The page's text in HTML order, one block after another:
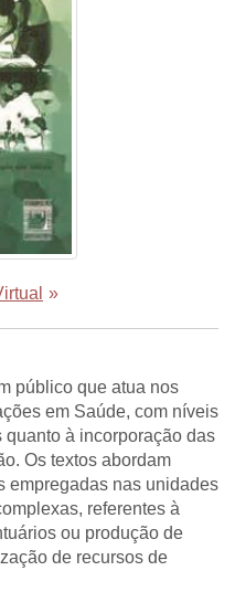
»
público que atua nos
em Saúde, com níveis
à incorporação das
Os textos abordam
empregadas nas unidades
referentes à
ou produção de
de recursos de